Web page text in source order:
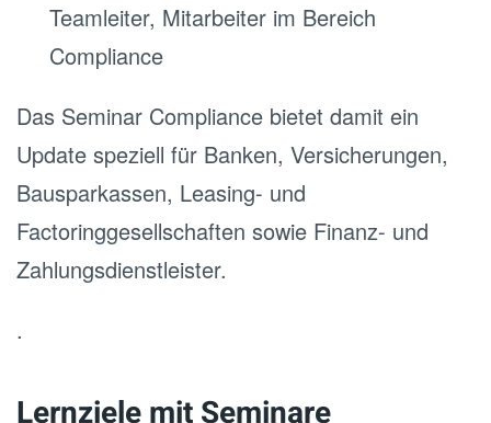
Teamleiter, Mitarbeiter im Bereich
Compliance
Das Seminar Compliance bietet damit ein
Update speziell für Banken, Versicherungen,
Bausparkassen, Leasing- und
Factoringgesellschaften sowie Finanz- und
Zahlungsdienstleister.
.
Lernziele mit Seminare